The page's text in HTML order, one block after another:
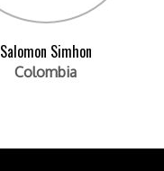
Salomon Simhon
Colombia